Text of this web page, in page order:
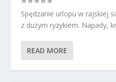
Spędzanie urlopu w rajskiej
z dużym ryzykiem. Napady,
READ MORE